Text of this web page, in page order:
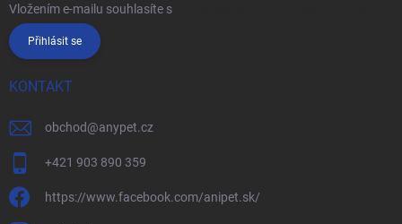
Vložením e-mailu souhlasíte s
Přihlásit se
KONTAKT
obchod@anypet.cz
+421 903 890 359
https://www.facebook.com/anipet.sk/